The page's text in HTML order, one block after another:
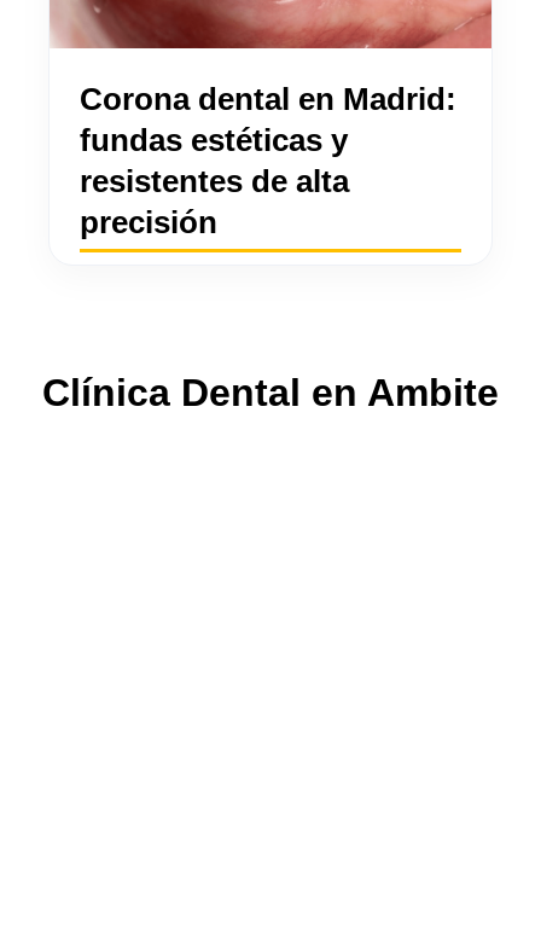
Corona dental en Madrid:
fundas estéticas y
resistentes de alta
precisión
Clínica Dental en Ambite